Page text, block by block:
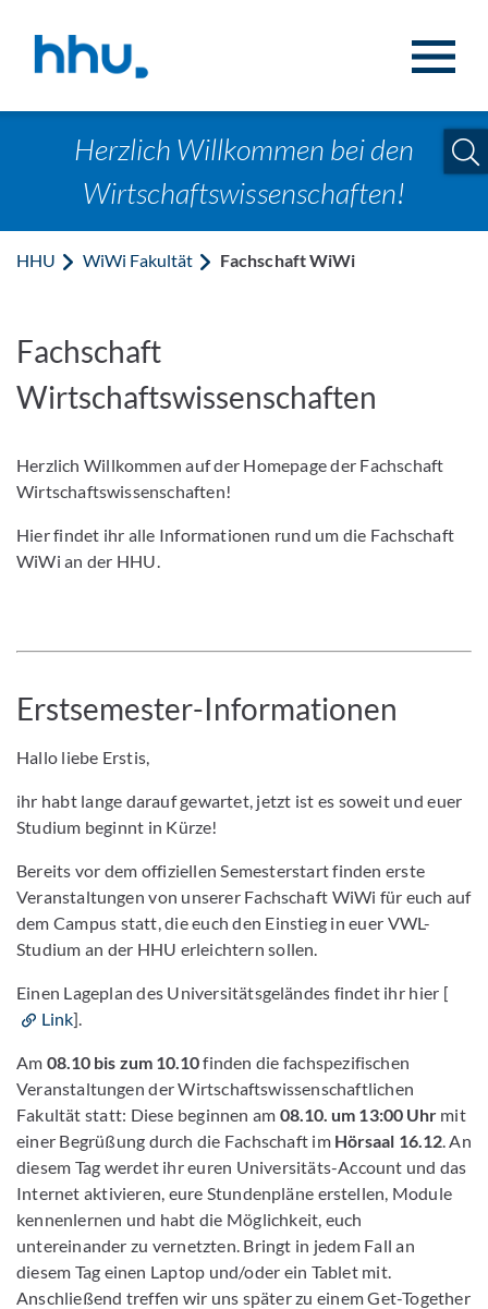
Herzlich Willkommen bei den
Wirtschaftswissenschaften!
HHU WiWi Fakultät Fachschaft WiWi
Fachschaft
Wirtschaftswissenschaften
Herzlich Willkommen auf der Homepage der Fachschaft
Wirtschaftswissenschaften!
Hier findet ihr alle Informationen rund um die Fachschaft
WiWi an der HHU.
Erstsemester-Informationen
Hallo liebe Erstis,
ihr habt lange darauf gewartet, jetzt ist es soweit und euer
Studium beginnt in Kürze!
Bereits vor dem offiziellen Semesterstart finden erste
Veranstaltungen von unserer Fachschaft WiWi für euch auf
dem Campus statt, die euch den Einstieg in euer VWL-
Studium an der HHU erleichtern sollen.
Einen Lageplan des Universitätsgeländes findet ihr hier [
Link].
Am 08.10 bis zum 10.10finden die fachspezifischen
Veranstaltungen der Wirtschaftswissenschaftlichen
Fakultät statt: Diese beginnen am 08.10. um 13:00 Uhr mit
einer Begrüßung durch die Fachschaft im Hörsaal 16.12. An
diesem Tag werdet ihr euren Universitäts-Account und das
Internet aktivieren, eure Stundenpläne erstellen, Module
kennenlernen und habt die Möglichkeit, euch
untereinander zu vernetzten. Bringt in jedem Fall an
diesem Tag einen Laptop und/oder ein Tablet mit.
Anschließend treffen wir uns später zu einem Get-Together